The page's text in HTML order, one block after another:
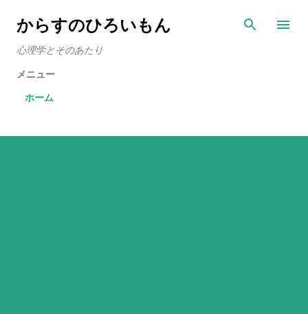
スキップしてメイン コンテンツに移動
からすのひろいもん
心理学とそのあたり
メニュー
ホーム